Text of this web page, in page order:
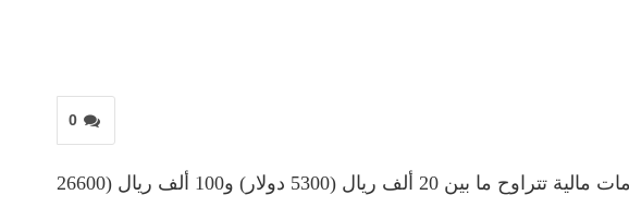
0
أعلنت وزارة الداخلية السعودية، عن العقوبات المقررة بحق مخالفي أنظمة الحج، والتي تتضمن غرامات مالية تتراوح ما بين 20 ألف ريال (5300 دولار) و100 ألف ريال (26600